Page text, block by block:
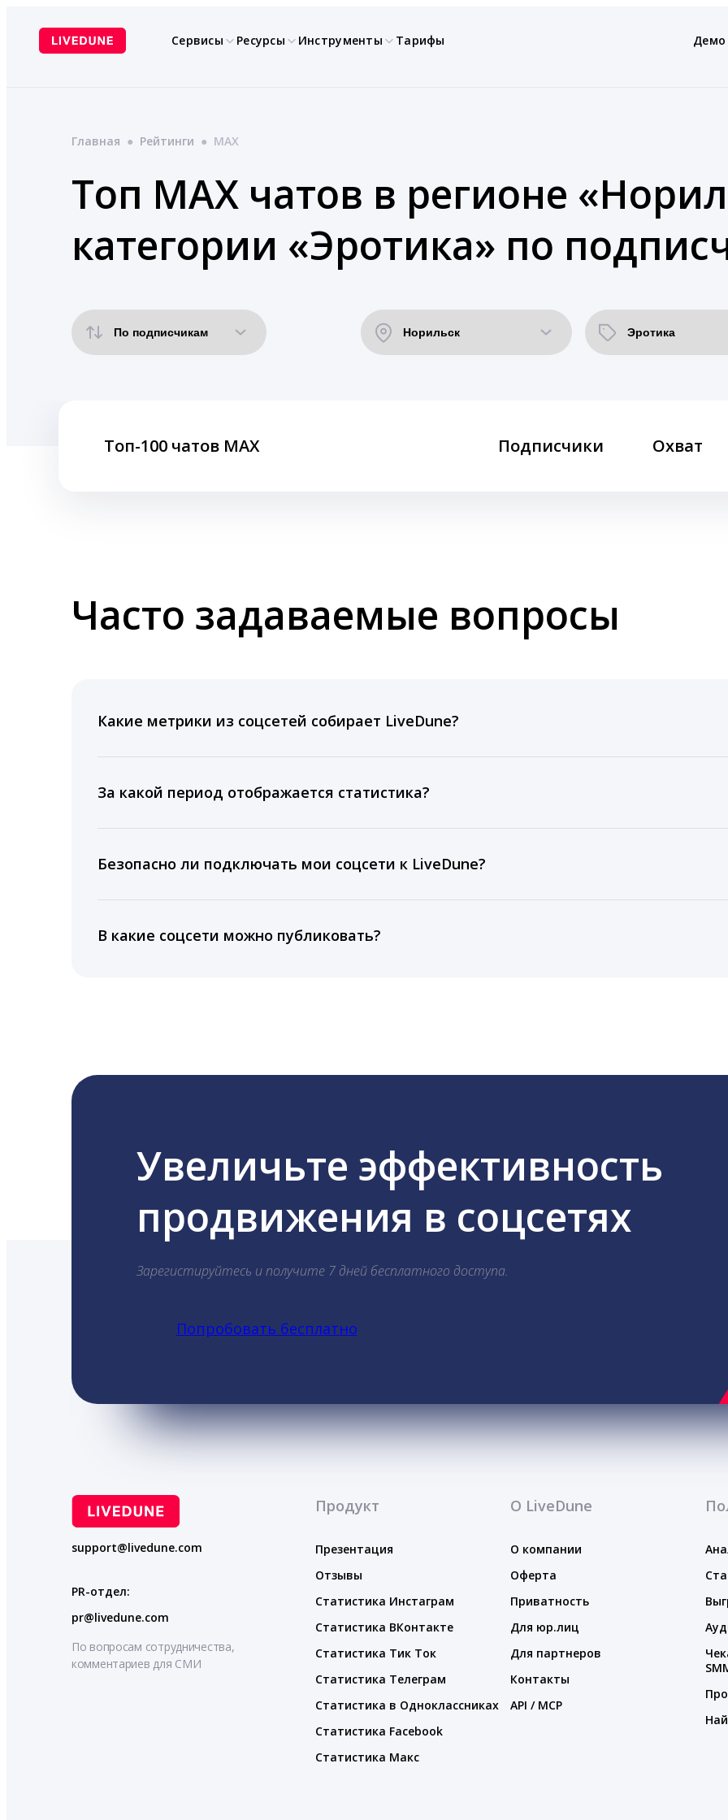
содержимому
Сервисы Ресурсы Инструменты Тарифы Демо
Главная ● Рейтинги ● MAX
Топ MAX чатов в регионе
категории «Эротика» по
Топ-100 чатов MAX Подписчики Охват
Часто задаваемые вопросы
Какие метрики из соцсетей собирает LiveDune?
время для публикации, показываем лучшие посты и присылаем автоматические отчеты с
За какой период отображается статистика?
подключении тарифа Блогер. При оплате тарифа Бизнес отображаются сведения за 3 года, а
5 лет.
Безопасно ли подключать мои соцсети к LiveDune?
информацию третьим лицам.
В какие соцсети можно публиковать?
Увеличьте эффективность
продвижения в соцсетях
Зарегистируйтесь и получите 7 дней бесплатного доступа.
Попробовать бесплатно
support@livedune.com
PR-отдел:
pr@livedune.com
По вопросам сотрудничества,
комментариев для СМИ
Продукт
Презентация
Отзывы
Статистика Инстаграм
Статистика ВКонтакте
Статистика Тик Ток
Статистика Телеграм
Статистика в Одноклассниках
Статистика Facebook
Статистика Макс
О LiveDune
О компании
Оферта
Приватность
Для юр.лиц
Для партнеров
Контакты
API / MCP